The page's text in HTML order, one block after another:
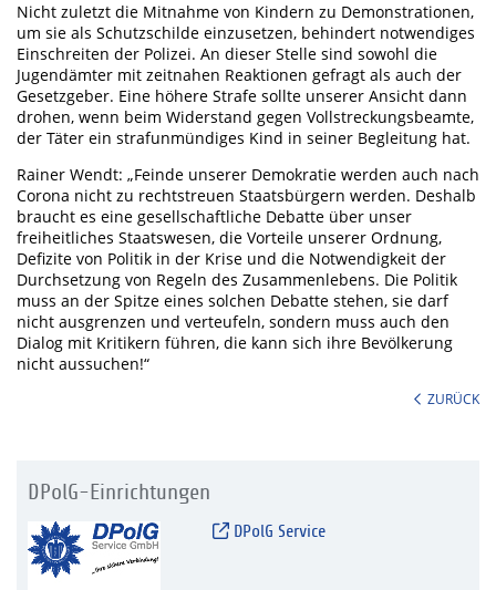
Nicht zuletzt die Mitnahme von Kindern zu Demonstrationen,
um sie als Schutzschilde einzusetzen, behindert notwendiges
Einschreiten der Polizei. An dieser Stelle sind sowohl die
Jugendämter mit zeitnahen Reaktionen gefragt als auch der
Gesetzgeber. Eine höhere Strafe sollte unserer Ansicht dann
drohen, wenn beim Widerstand gegen Vollstreckungsbeamte,
der Täter ein strafunmündiges Kind in seiner Begleitung hat.
Rainer Wendt: „Feinde unserer Demokratie werden auch nach
Corona nicht zu rechtstreuen Staatsbürgern werden. Deshalb
braucht es eine gesellschaftliche Debatte über unser
freiheitliches Staatswesen, die Vorteile unserer Ordnung,
Defizite von Politik in der Krise und die Notwendigkeit der
Durchsetzung von Regeln des Zusammenlebens. Die Politik
muss an der Spitze eines solchen Debatte stehen, sie darf
nicht ausgrenzen und verteufeln, sondern muss auch den
Dialog mit Kritikern führen, die kann sich ihre Bevölkerung
nicht aussuchen!“
ZURÜCK
DPolG-Einrichtungen
DPolG Service